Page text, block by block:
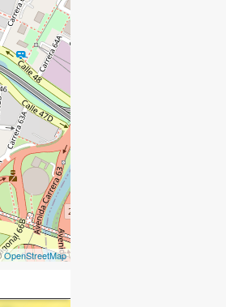
OpenStreetMap